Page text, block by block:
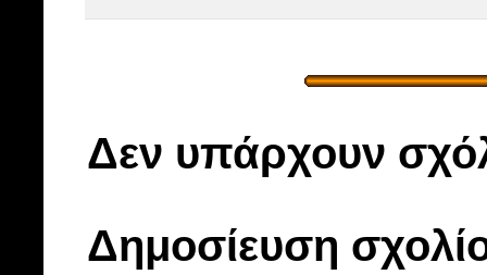
Δεν υπάρχουν
Δημοσίευση